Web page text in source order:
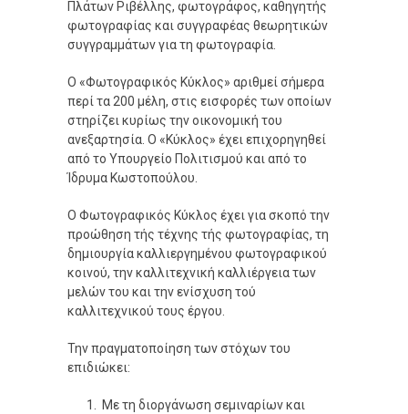
Πλάτων Ριβέλλης, φωτογράφος, καθηγητής
φωτογραφίας και συγγραφέας θεωρητικών
συγγραμμάτων για τη φωτογραφία.
Ο «Φωτογραφικός Κύκλος» αριθμεί σήμερα
περί τα 200 μέλη, στις εισφορές των οποίων
στηρίζει κυρίως την οικονομική του
ανεξαρτησία. Ο «Κύκλος» έχει επιχορηγηθεί
από το Υπουργείο Πολιτισμού και από το
Ίδρυμα Κωστοπούλου.
Ο Φωτογραφικός Κύκλος έχει για σκοπό την
προώθηση τής τέχνης τής φωτογραφίας, τη
δημιουργία καλλιεργημένου φωτογραφικού
κοινού, την καλλιτεχνική καλλιέργεια των
μελών του και την ενίσχυση τού
καλλιτεχνικού τους έργου.
Την πραγματοποίηση των στόχων του
επιδιώκει:
Με τη διοργάνωση σεμιναρίων και